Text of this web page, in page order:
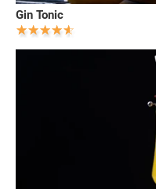
Gin Tonic